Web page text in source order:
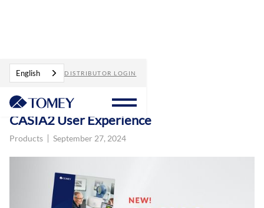
English DISTRIBUTOR LOGIN
Blog CASIA2 User Experience
CASIA2 User Experience
Products September 27, 2024